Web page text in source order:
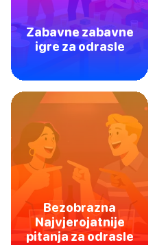
Zabavne zabavne
igre za odrasle
Bezobrazna
Najvjerojatnije
pitanja za odrasle